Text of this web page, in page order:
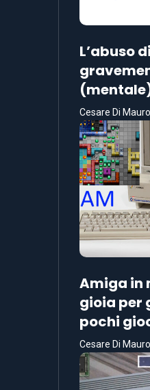
L’abuso
Cesare Di Mauro
Amiga in
gioia per
pochi
Cesare Di Mauro